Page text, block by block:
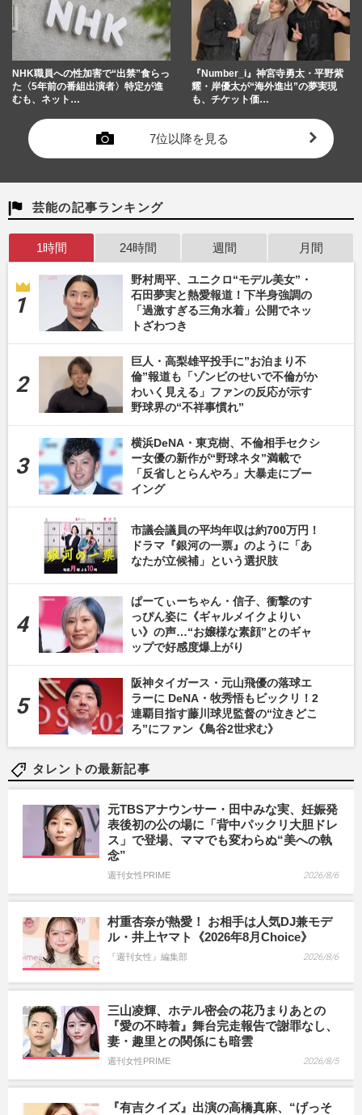
NHK職員への性加害で“出禁”食らっ
た〈5年前の番組出演者〉特定が進
むも、ネット…
『Number_i』神宮寺勇太・平野紫
耀・岸優太が“海外進出”の夢実現
も、チケット価…
7位以降を見る
芸能の記事ランキング
1時間 24時間 週間 月間
野村周平、ユニクロ“モデル美女”・
石田夢実と熱愛報道！下半身強調の
「過激すぎる三角水着」公開でネッ
トざわつき
巨人・高梨雄平投手に”お泊まり不
倫”報道も「ゾンビのせいで不倫がか
わいく見える」ファンの反応が示す
野球界の“不祥事慣れ”
横浜DeNA・東克樹、不倫相手セクシ
ー女優の新作が“野球ネタ”満載で
「反省しとらんやろ」大暴走にブー
イング
市議会議員の平均年収は約700万円！
ドラマ『銀河の一票』のように「あ
なたが立候補」という選択肢
ぱーてぃーちゃん・信子、衝撃のす
っぴん姿に《ギャルメイクよりい
い》の声…“お嬢様な素顔”とのギャ
ップで好感度爆上がり
阪神タイガース・元山飛優の落球エ
ラーに DeNA・牧秀悟もビックリ！2
連覇目指す藤川球児監督の“泣きどこ
ろ”にファン《鳥谷2世求む》
タレントの最新記事
元TBSアナウンサー・田中みな実、妊娠発
表後初の公の場に「背中パックリ大胆ドレ
ス」で登場、ママでも変わらぬ“美への執
念”
週刊女性PRIME 2026/8/6
村重杏奈が熱愛！ お相手は人気DJ兼モデ
ル・井上ヤマト《2026年8月Choice》
『週刊女性』編集部 2026/8/6
三山凌輝、ホテル密会の花乃まりあとの
『愛の不時着』舞台完走報告で謝罪なし、
妻・趣里との関係にも暗雲
週刊女性PRIME 2026/8/5
『有吉クイズ』出演の高橋真麻、“げっそ